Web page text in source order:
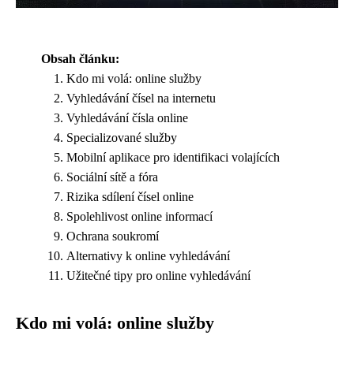
Obsah článku:
Kdo mi volá: online služby
Vyhledávání čísel na internetu
Vyhledávání čísla online
Specializované služby
Mobilní aplikace pro identifikaci volajících
Sociální sítě a fóra
Rizika sdílení čísel online
Spolehlivost online informací
Ochrana soukromí
Alternativy k online vyhledávání
Užitečné tipy pro online vyhledávání
Kdo mi volá: online služby